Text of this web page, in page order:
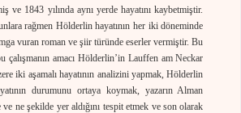
ve 1843 yılında aynı yerde hayatını kaybetmiştir.
rağmen Hölderlin hayatının her iki döneminde
vuran roman ve şiir türünde eserler vermiştir. Bu
çalışmanın amacı Hölderlin’in Lauffen am Neckar
iki aşamalı hayatının analizini yapmak, Hölderlin
durumunu ortaya koymak, yazarın Alman
ve ne şekilde yer aldığını tespit etmek ve son olarak